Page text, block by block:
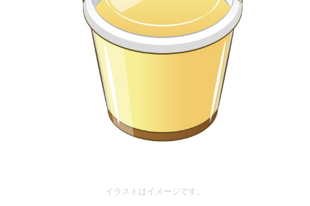
イラストはイメージです。